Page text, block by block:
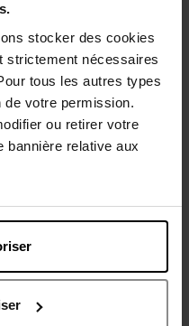
stocker des cookies
strictement nécessaires
tous les autres types
votre permission.
ou retirer votre
bannière relative aux